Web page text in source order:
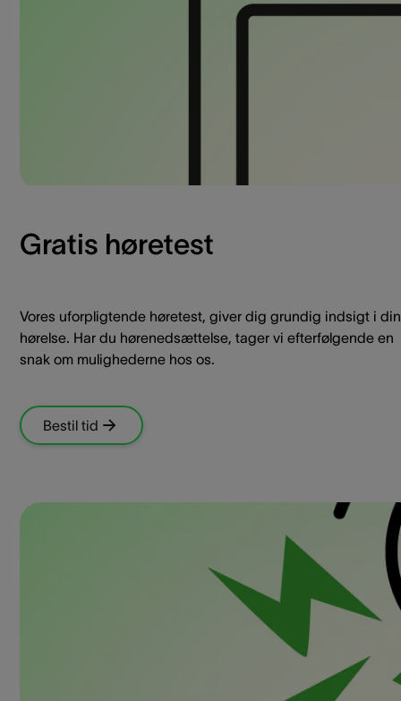
Gratis høretest
Vores uforpligtende høretest, giver dig grundig indsigt i din
hørelse. Har du hørenedsættelse, tager vi efterfølgende en
snak om mulighederne hos os.
Bestil tid